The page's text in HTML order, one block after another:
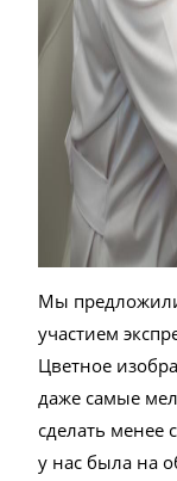
Мы
участием
Цветное
даже самые
сделать менее
у нас была на